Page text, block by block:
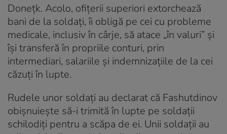
Donețk. Acolo, ofițerii superiori extorchează
bani de la soldați, îi obligă pe cei cu probleme
medicale, inclusiv în cârje, să atace „în valuri” și
își transferă în propriile conturi, prin
intermediari, salariile și indemnizațiile de la cei
căzuți în lupte.
Rudele unor soldați au declarat că Fashutdinov
obișnuiește să-i trimită în lupte pe soldații
schilodiți pentru a scăpa de ei. Unii soldații au